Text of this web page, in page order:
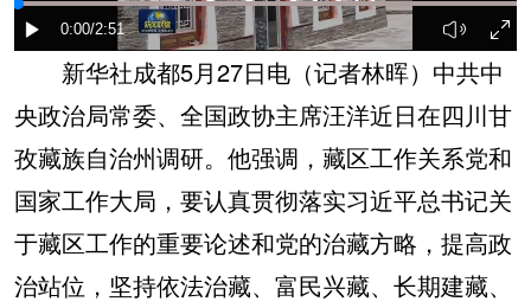
新华社成都5月27日电（记者林晖）中共中
央政治局常委、全国政协主席汪洋近日在四川甘
孜藏族自治州调研。他强调，藏区工作关系党和
国家工作大局，要认真贯彻落实习近平总书记关
于藏区工作的重要论述和党的治藏方略，提高政
治站位，坚持依法治藏、富民兴藏、长期建藏、